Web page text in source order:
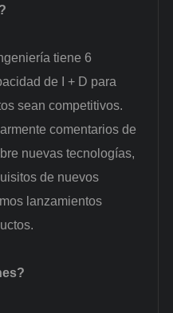
tiene 6
de I + D para
sean competitivos.
comentarios de
nuevas tecnologías,
de nuevos
lanzamientos